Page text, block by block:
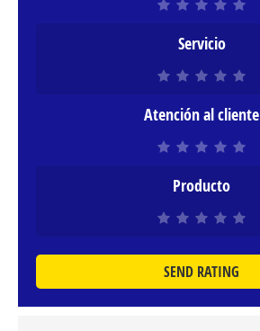
Servicio
Atención al cliente
Producto
SEND RATING